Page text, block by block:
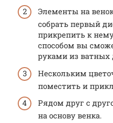
Элементы на
собрать первый
прикрепить к
способом вы
руками из ватных
Нескольким
поместить и
Рядом друг с
на основу венка.